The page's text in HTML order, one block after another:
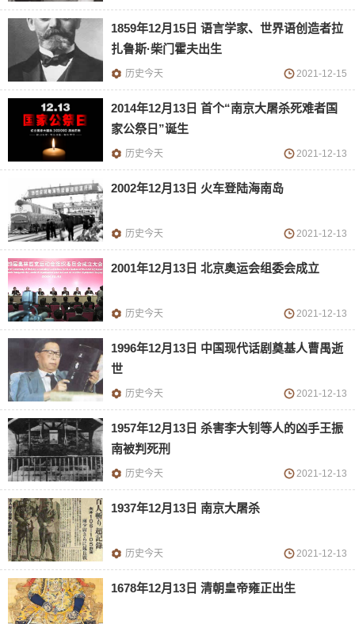
1859年12月15日 语言学家、世界语创造者拉
扎鲁斯·柴门霍夫出生
历史今天 2021-12-15
2014年12月13日 首个“南京大屠杀死难者国
家公祭日”诞生
历史今天 2021-12-13
2002年12月13日 火车登陆海南岛
历史今天 2021-12-13
2001年12月13日 北京奥运会组委会成立
历史今天 2021-12-13
1996年12月13日 中国现代话剧奠基人曹禺逝
世
历史今天 2021-12-13
1957年12月13日 杀害李大钊等人的凶手王振
南被判死刑
历史今天 2021-12-13
1937年12月13日 南京大屠杀
历史今天 2021-12-13
1678年12月13日 清朝皇帝雍正出生